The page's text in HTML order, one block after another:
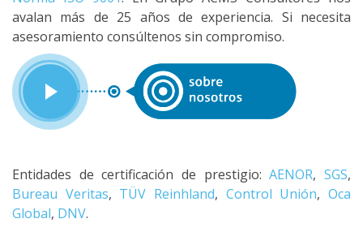
avalan más de 25 años de experiencia. Si necesita
asesoramiento consúltenos sin compromiso.
Entidades de certificación de prestigio:AENOR,SGS,
Bureau Veritas, TÜV Reinhland, Control Unión,Oca
Global, DNV.